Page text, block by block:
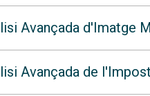
Avançada d'Imatge
Avançada de